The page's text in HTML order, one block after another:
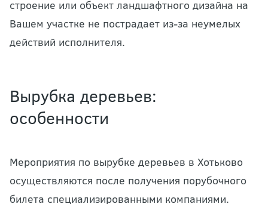
строение или объект ландшафтного дизайна на
Вашем участке не пострадает из-за неумелых
действий исполнителя.
Вырубка деревьев:
особенности
Мероприятия по вырубке деревьев в Хотьково
осуществляются после получения порубочного
билета специализированными компаниями.